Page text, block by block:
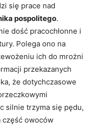
się prace nad
pospolitego.
dość pracochłonne i
Polega ono na
ich do mrożni
przekazanych
że dotychczasowe
silnie trzyma się pędu,
część owoców